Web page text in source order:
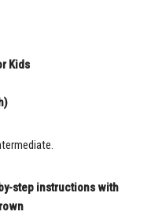
Kids
step instructions with